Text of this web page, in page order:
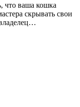
что ваша кошка
скрывать свои